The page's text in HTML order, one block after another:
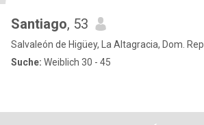
Santiago, 53
Salvaleón de Higüey, La Altagracia, Dom. Rep.
Suche: Weiblich 30 - 45